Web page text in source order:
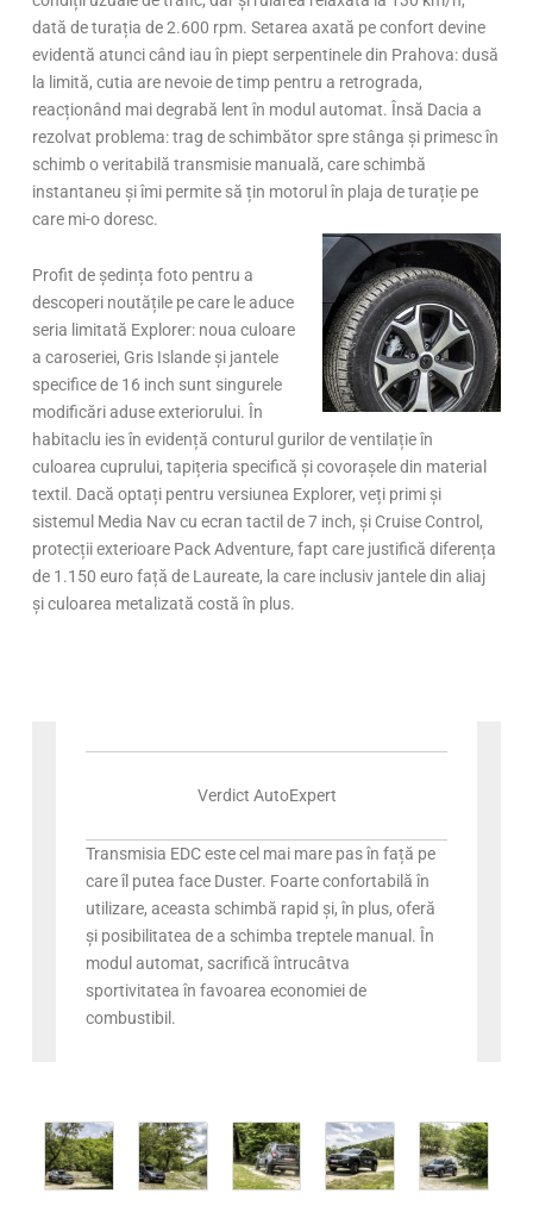
dată de turația de 2.600 rpm. Setarea axată pe confort devine
evidentă atunci când iau în piept serpentinele din Prahova: dusă
la limită, cutia are nevoie de timp pentru a retrograda,
reacționând mai degrabă lent în modul automat. Însă Dacia a
rezolvat problema: trag de schimbător spre stânga și primesc în
schimb o veritabilă transmisie manuală, care schimbă
instantaneu și îmi permite să țin motorul în plaja de turație pe
care mi-o doresc.
Profit de ședința foto pentru a
descoperi noutățile pe care le aduce
seria limitată Explorer: noua culoare
a caroseriei, Gris Islande și jantele
specifice de 16 inch sunt singurele
modificări aduse exteriorului. În
habitaclu ies în evidență conturul gurilor de ventilație în
culoarea cuprului, tapițeria specifică și covorașele din material
textil. Dacă optați pentru versiunea Explorer, veți primi și
sistemul Media Nav cu ecran tactil de 7 inch, și Cruise Control,
protecții exterioare Pack Adventure, fapt care justifică diferența
de 1.150 euro față de Laureate, la care inclusiv jantele din aliaj
și culoarea metalizată costă în plus.
Verdict AutoExpert
Transmisia EDC este cel mai mare pas în față pe
care îl putea face Duster. Foarte confortabilă în
utilizare, aceasta schimbă rapid și, în plus, oferă
și posibilitatea de a schimba treptele manual. În
modul automat, sacrifică întrucâtva
sportivitatea în favoarea economiei de
combustibil.